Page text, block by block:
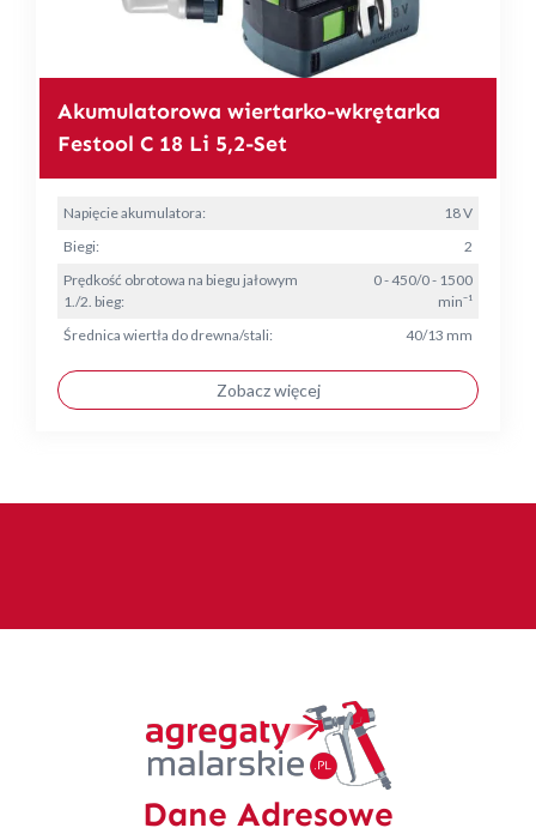
Akumulatorowa wiertarko-wkrętarka
Festool C 18 Li 5,2-Set
Napięcie akumulatora:
18 V
Biegi:
2
Prędkość obrotowa na biegu jałowym
1./2. bieg:
0 - 450/0 - 1500
min⁻¹
Średnica wiertła do drewna/stali:
40/13 mm
Zobacz więcej
Dane Adresowe